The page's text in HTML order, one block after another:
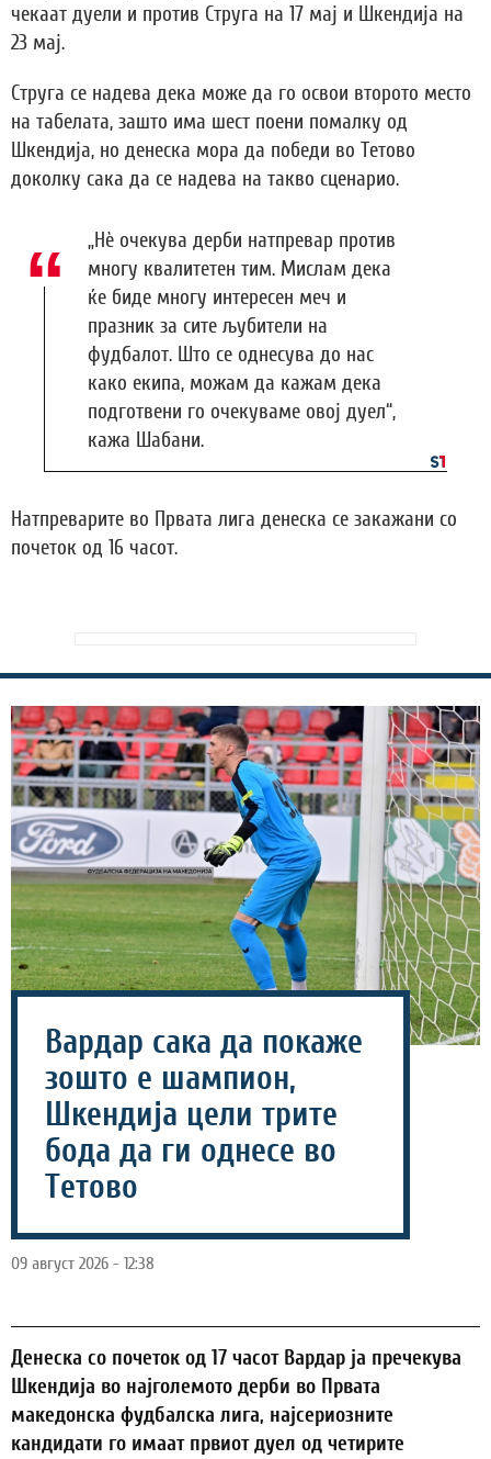
чекаат дуели и против Струга на 17 мај и Шкендија на
23 мај.
Струга се надева дека може да го освои второто место
на табелата, зашто има шест поени помалку од
Шкендија, но денеска мора да победи во Тетово
доколку сака да се надева на такво сценарио.
„Нѐ очекува дерби натпревар против
многу квалитетен тим. Мислам дека
ќе биде многу интересен меч и
празник за сите љубители на
фудбалот. Што се однесува до нас
како екипа, можам да кажам дека
подготвени го очекуваме овој дуел“,
кажа Шабани.
Натпреварите во Првата лига денеска се закажани со
почеток од 16 часот.
Вардар сака да покаже
зошто е шампион,
Шкендија цели трите
бода да ги однесе во
Тетово
09 август 2026 - 12:38
Денеска со почеток од 17 часот Вардар ја пречекува
Шкендија во најголемото дерби во Првата
македонска фудбалска лига, најсериозните
кандидати го имаат првиот дуел од четирите